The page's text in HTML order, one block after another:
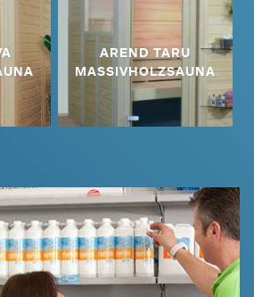
AREND TARU
MASSIVHOLZSAUNA